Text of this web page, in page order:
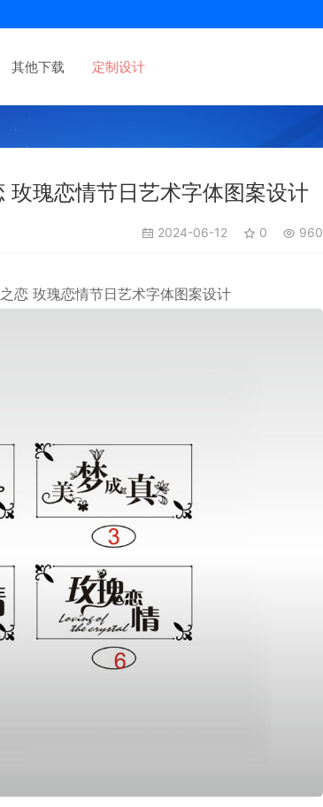
其他下载 定制设计
瑰恋情节日艺术字体图案设计
2024-06-12 0 960
恋 玫瑰恋情节日艺术字体图案设计